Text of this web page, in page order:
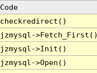
Code
checkredirect()
jzmysql-
jzmysql->Init()
jzmysql->Open()